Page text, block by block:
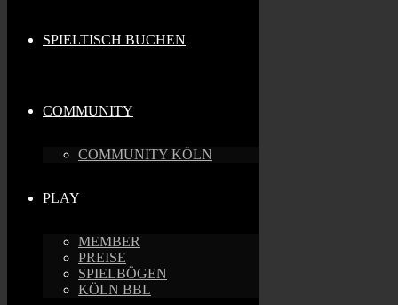
SPIELTISCH BUCHEN
COMMUNITY
COMMUNITY KÖLN
PLAY
MEMBER
PREISE
SPIELBÖGEN
KÖLN BBL